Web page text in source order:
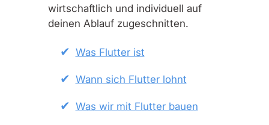
wirtschaftlich und individuell auf
deinen Ablauf zugeschnitten.
Was Flutter ist
Wann sich Flutter lohnt
Was wir mit Flutter bauen